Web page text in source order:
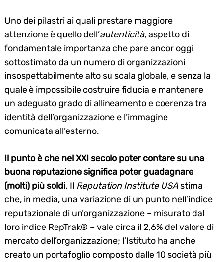
Uno dei pilastri ai quali prestare maggiore
attenzione è quello dell’autenticità, aspetto di
fondamentale importanza che pare ancor oggi
sottostimato da un numero di organizzazioni
insospettabilmente alto su scala globale, e senza la
quale è impossibile costruire fiducia e mantenere
un adeguato grado di allineamento e coerenza tra
identità dell’organizzazione e l’immagine
comunicata all’esterno.
Il punto è che nel XXI secolo poter contare su una
buona reputazione significa poter guadagnare
(molti) più soldi. Il Reputation Institute USA stima
che, in media, una variazione di un punto nell’indice
reputazionale di un’organizzazione – misurato dal
loro indice RepTrak® – vale circa il 2,6% del valore di
mercato dell’organizzazione; l’Istituto ha anche
creato un portafoglio composto dalle 10 società più